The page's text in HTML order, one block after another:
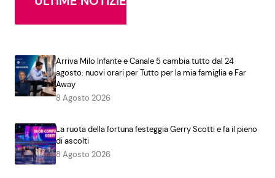
Arriva Milo Infante e Canale 5 cambia tutto dal 24
agosto: nuovi orari per Tutto per la mia famiglia e Far
Away
8 Agosto 2026
La ruota della fortuna festeggia Gerry Scotti e fa il pieno
di ascolti
8 Agosto 2026